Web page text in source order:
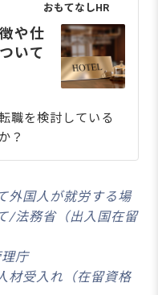
おもてなしHR
や仕
いて
職を検討している
？
外国人が就労する場
/法務省（出入国在留
庁
材受入れ（在留資格